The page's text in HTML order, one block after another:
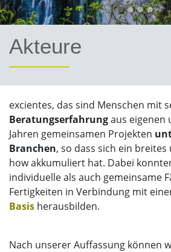
Akteure
excientes, das sind Menschen mit
Beratungserfahrungaus eigenen
Jahren gemeinsamen Projekten
Branchen, so dass sich ein
how akkumuliert hat. Dabei
individuelle als auch gemeinsame
Fertigkeiten in Verbindung mit
Basis herausbilden.
Nach unserer Auffassung können